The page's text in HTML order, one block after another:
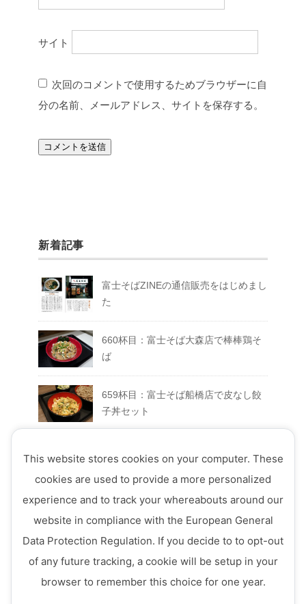
サイト
次回のコメントで使用するためブラウザーに自
分の名前、メールアドレス、サイトを保存する。
新着記事
富士そばZINEの通信販売をはじめまし
た
660杯目：富士そば大森店で棒棒鶏そ
ば
659杯目：富士そば船橋店で皮なし餃
子丼セット
店でFUJIYAMAセット
657杯目：富士そば西荻窪店で真夏の
ミートソースそば
656杯目：富士そば ７月のフェアメニ
ュー「ミニ四川風かき揚げ丼セット」
This website stores cookies on your computer. These
cookies are used to provide a more personalized
experience and to track your whereabouts around our
website in compliance with the European General
Data Protection Regulation. If you decide to to opt-out
of any future tracking, a cookie will be setup in your
browser to remember this choice for one year.